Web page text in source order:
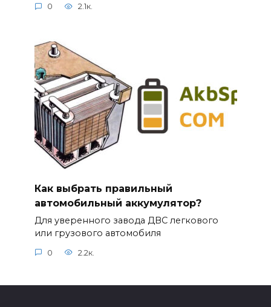
0 2.1к.
Как выбрать правильный
автомобильный аккумулятор?
Для уверенного завода ДВС легкового
или грузового автомобиля
0 2.2к.